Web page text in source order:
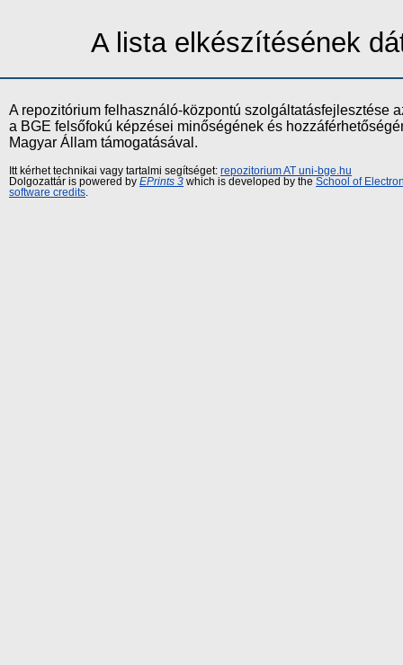
A lista elkészítésének
A repozitórium felhasználó-központú szolgáltatásfejlesztése
a BGE felsőfokú képzései minőségének és
Magyar Állam támogatásával.
Itt kérhet technikai vagy tartalmi segítséget: repozitorium AT uni-bge.hu
Dolgozattár is powered by EPrints 3 which is developed by the School of
software credits